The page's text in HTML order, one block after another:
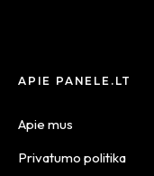
APIE PANELE.LT
Apie mus
Privatumo politika